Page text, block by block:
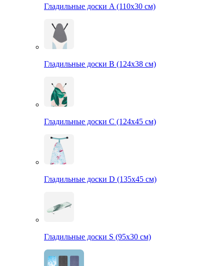
Гладильные доски A (110х30 см)
Гладильные доски B (124х38 см)
Гладильные доски С (124х45 см)
Гладильные доски D (135х45 см)
Гладильные доски S (95х30 см)